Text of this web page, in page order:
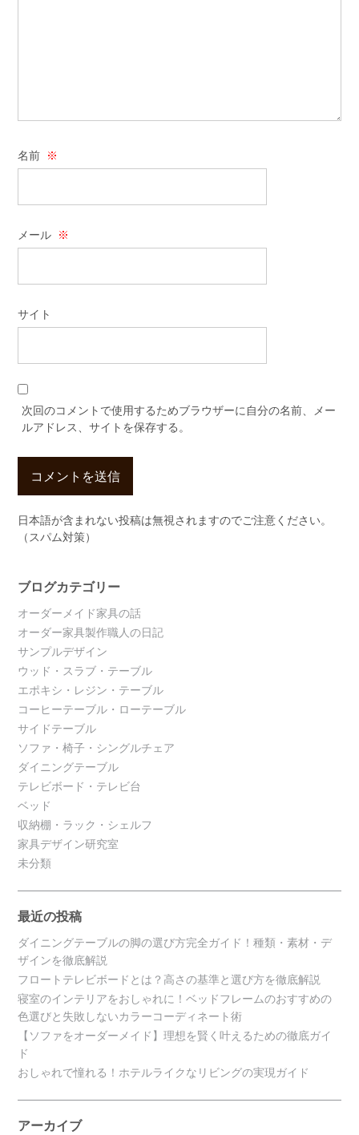
名前 ※
メール ※
サイト
次回のコメントで使用するためブラウザーに自分の名前、メー
ルアドレス、サイトを保存する。
日本語が含まれない投稿は無視されますのでご注意ください。
（スパム対策）
ブログカテゴリー
オーダーメイド家具の話
オーダー家具製作職人の日記
サンプルデザイン
ウッド・スラブ・テーブル
エポキシ・レジン・テーブル
コーヒーテーブル・ローテーブル
サイドテーブル
ソファ・椅子・シングルチェア
ダイニングテーブル
テレビボード・テレビ台
ベッド
収納棚・ラック・シェルフ
家具デザイン研究室
未分類
最近の投稿
ダイニングテーブルの脚の選び方完全ガイド！種類・素材・デ
ザインを徹底解説
フロートテレビボードとは？高さの基準と選び方を徹底解説
寝室のインテリアをおしゃれに！ベッドフレームのおすすめの
色選びと失敗しないカラーコーディネート術
【ソファをオーダーメイド】理想を賢く叶えるための徹底ガイ
ド
おしゃれで憧れる！ホテルライクなリビングの実現ガイド
アーカイブ